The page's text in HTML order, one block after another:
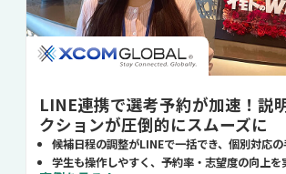
LINE連携で選考予約が加速！説
クションが圧倒的にスムーズに
候補日程の調整がLINEで一括でき、個別対応
学生も操作しやすく、予約率・志望度の向上を